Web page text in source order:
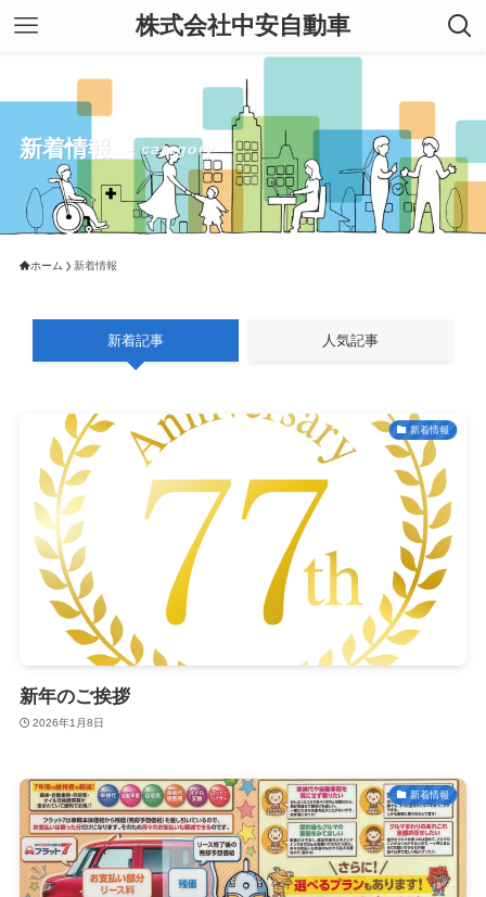
株式会社中安自動車
新着情報 – category –
ホーム 新着情報
新着記事 人気記事
新着情報
新年のご挨拶
2026年1月8日
新着情報